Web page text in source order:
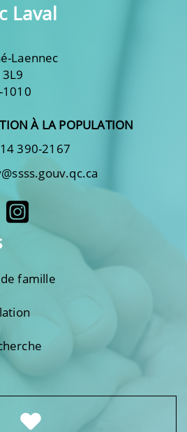
Laval
Laennec
À LA POPULATION
390-2167
famille